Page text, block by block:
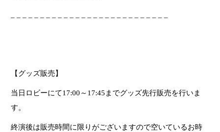
【グッズ販売】
当日ロビーにて17:00 ～ 17:45 までグッズ先行販売を行いま
す。
終演後は販売時間に限りがございますので空いているお時